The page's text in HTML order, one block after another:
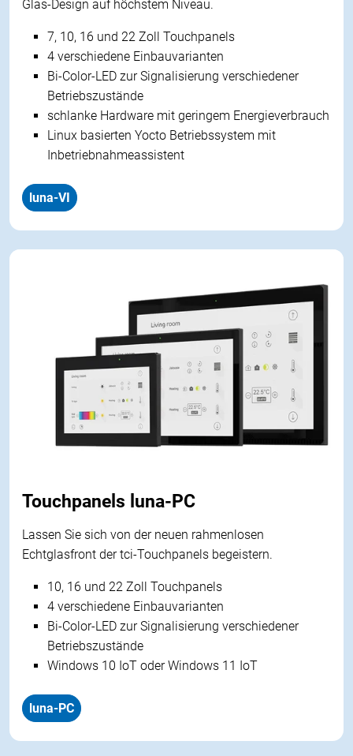
Glas-Design auf höchstem Niveau.
7, 10, 16 und 22 Zoll Touchpanels
4 verschiedene Einbauvarianten
Bi-Color-LED zur Signalisierung verschiedener
Betriebszustände
schlanke Hardware mit geringem Energieverbrauch
Linux basierten Yocto Betriebssystem mit
Inbetriebnahmeassistent
luna-VI
Touchpanels luna-PC
Lassen Sie sich von der neuen rahmenlosen
Echtglasfront der tci-Touchpanels begeistern.
10, 16 und 22 Zoll Touchpanels
4 verschiedene Einbauvarianten
Bi-Color-LED zur Signalisierung verschiedener
Betriebszustände
Windows 10 IoT oder Windows 11 IoT
luna-PC